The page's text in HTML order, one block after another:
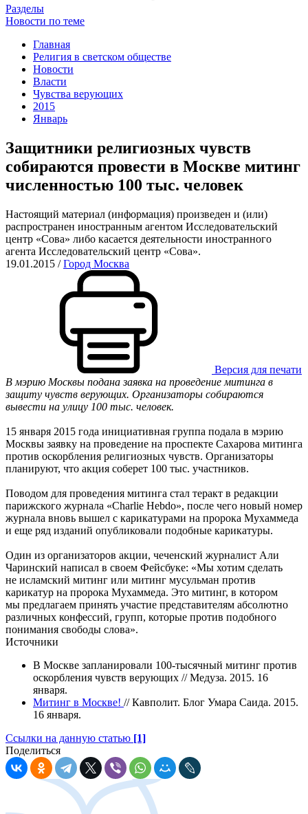
Разделы
Новости по теме
Главная
Религия в светском обществе
Новости
Власти
Чувства верующих
2015
Январь
Защитники религиозных чувств
собираются провести в Москве митинг
численностью 100 тыс. человек
Настоящий материал (информация) произведен и (или)
распространен иностранным агентом Исследовательский
центр «Сова» либо касается деятельности иностранного
агента Исследовательский центр «Сова».
19.01.2015 /Город Москва
Версия для печати
В мэрию Москвы подана заявка на проведение митинга в
защиту чувств верующих. Организаторы собираются
вывести на улицу 100 тыс. человек.
15 января 2015 года инициативная группа подала в мэрию
Москвы заявку на проведение на проспекте Сахарова митинга
против оскорбления религиозных чувств. Организаторы
планируют, что акция соберет 100 тыс. участников.
Поводом для проведения митинга стал теракт в редакции
парижского журнала «Charlie Hebdo», после чего новый номер
журнала вновь вышел с карикатурами на пророка Мухаммеда
и еще ряд изданий опубликовали подобные карикатуры.
Один из организаторов акции, чеченский журналист Али
Чаринский написал в своем Фейсбуке: «Мы хотим сделать
не исламский митинг или митинг мусульман против
карикатур на пророка Мухаммеда. Это митинг, в котором
мы предлагаем принять участие представителям абсолютно
различных конфессий, групп, которые против подобного
понимания свободы слова».
Источники
В Москве запланировали 100-тысячный митинг против
оскорбления чувств верующих // Медуза. 2015. 16
января.
Митинг в Москве! // Кавполит. Блог Умара Саида. 2015.
16 января.
Ссылки на данную статью [1]
Поделиться